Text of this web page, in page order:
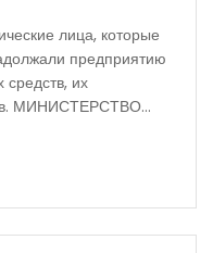
лица, которые
предприятию
их
МИНИСТЕРСТВО...